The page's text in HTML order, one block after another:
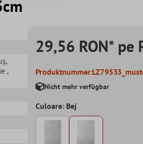
,
,
29,56 RON* pe
Produktnummer:
Nicht mehr verfügbar
Culoare: Bej